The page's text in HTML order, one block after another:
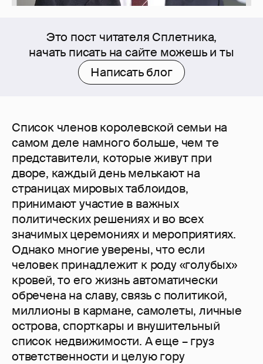
Это пост читателя Сплетника,
начать писать на сайте можешь и ты
Написать блог
Список членов королевской семьи на
самом деле намного больше, чем те
представители, которые живут при
дворе, каждый день мелькают на
страницах мировых таблоидов,
принимают участие в важных
политических решениях и во всех
значимых церемониях и мероприятиях.
Однако многие уверены, что если
человек принадлежит к роду «голубых»
кровей, то его жизнь автоматически
обречена на славу, связь с политикой,
миллионы в кармане, самолеты, личные
острова, спорткары и внушительный
список недвижимости. А еще – груз
ответственности и целую гору